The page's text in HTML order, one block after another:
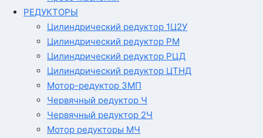
РЕДУКТОРЫ
Цилиндрический редуктор 1Ц2У
Цилиндрический редуктор РМ
Цилиндрический редуктор РЦД
Цилиндрический редуктор ЦТНД
Мотор-редуктор 3МП
Червячный редуктор Ч
Червячный редуктор 2Ч
Мотор редукторы МЧ